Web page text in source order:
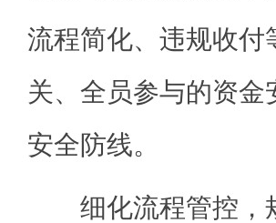
流程简化、违规收付
关、全员参与的资
安全防线。
细化流程管控，